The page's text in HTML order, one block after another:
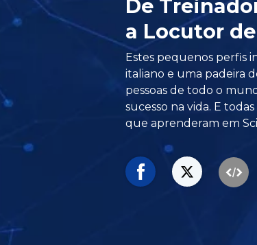
De
a Locutor
Estes pequenos perfis
italiano e uma padeira
pessoas de todo o
sucesso na vida. E
que aprenderam em